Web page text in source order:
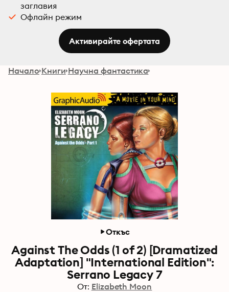
заглавия
Офлайн режим
Активирайте офертата
Начало Книги Научна фантастика
Откъс
Against The Odds (1 of 2) [Dramatized
Adaptation] "International Edition":
Serrano Legacy 7
От: Elizabeth Moon